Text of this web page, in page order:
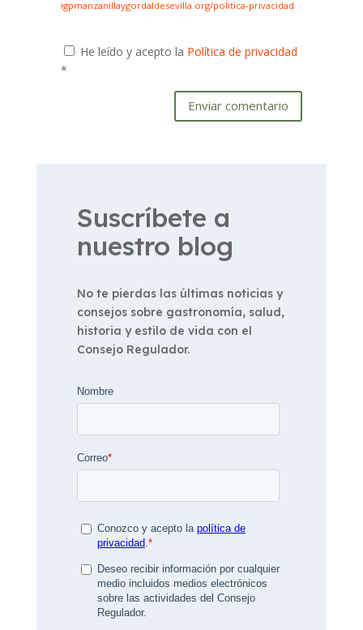
igpmanzanillaygordaldesevilla.org/politica-privacidad
He leído y acepto la Política de privacidad
*
Enviar comentario
Suscríbete a
nuestro blog
No te pierdas las últimas noticias y
consejos sobre gastronomía, salud,
historia y estilo de vida con el
Consejo Regulador.